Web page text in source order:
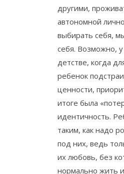
другими,
автономной
выбирать себя,
себя. Возможно,
детстве, когда
ребенок
ценности,
итоге была
идентичность.
таким, как надо
под них, ведь
их любовь, без
нормально жить